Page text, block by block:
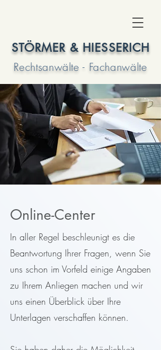
STÖRMER & HIESSERICH
Rechtsanwälte - Fachanwälte
Online-Center
In aller Regel beschleunigt es die
Beantwortung Ihrer Fragen, wenn Sie
uns schon im Vorfeld einige Angaben
zu Ihrem Anliegen machen und wir
uns einen Überblick über Ihre
Unterlagen verschaffen können.